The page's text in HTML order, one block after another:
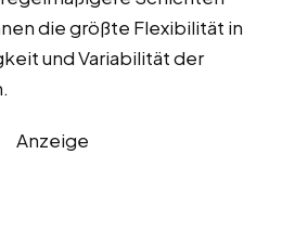
die größte Flexibilität in
und Variabilität der
Anzeige